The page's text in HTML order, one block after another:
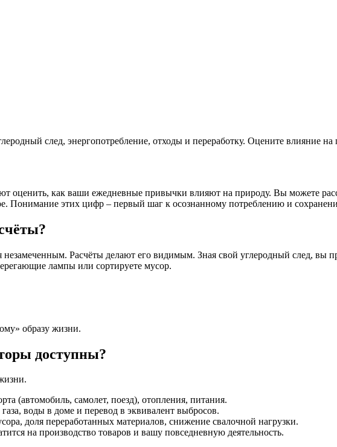
след, энергопотребление, отходы и переработку. Оцените влияние на
оценить, как ваши ежедневные привычки влияют на природу. Вы можете
Понимание этих цифр – первый шаг к осознанному потреблению и
незамеченным. Расчёты делают его видимым. Зная свой углеродный след, вы
лампы или сортируете мусор.
образу жизни.
доступны?
(автомобиль, самолет, поезд), отопления, питания.
газа, воды в доме и перевод в эквивалент выбросов.
доля переработанных материалов, снижение свалочной нагрузки.
на производство товаров и вашу повседневную деятельность.